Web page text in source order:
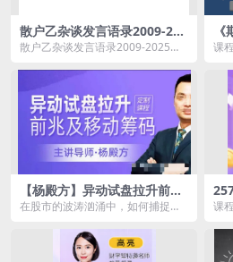
散户乙杂谈发言语录2009-202
5年1月历年合集精校版（一二
字）
散户乙杂谈发言语录2009-2025年1
1.2...
8集
课
统
【杨殿方】异动试盘拉升前兆
及移动筹码洞察主力意图
在股市的波涛汹涌中，如何捕捉到
移动筹码的秘密？今天...
王
课
交